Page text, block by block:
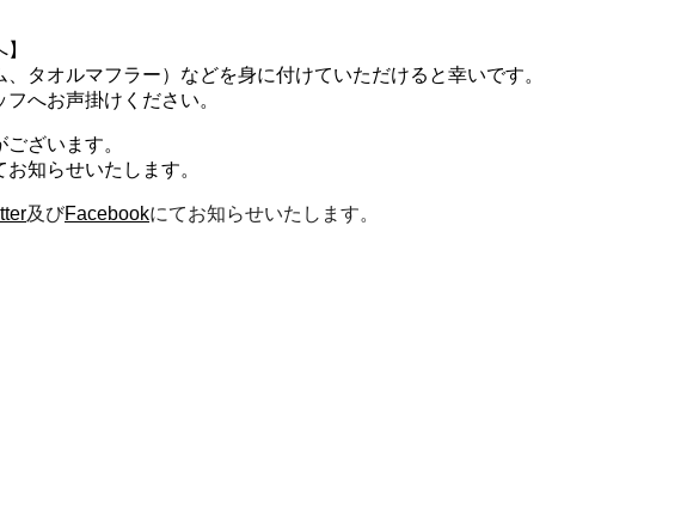
タオルマフラー）などを身に付けていただけると幸いです。
へお声掛けください。
ざいます。
知らせいたします。
及びFacebookにてお知らせいたします。